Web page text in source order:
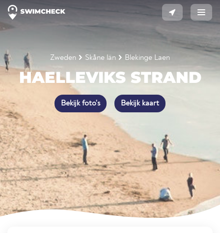
Zweden Skåne län Blekinge Laen
HAELLEVIKS STRAND
Bekijk foto's Bekijk kaart